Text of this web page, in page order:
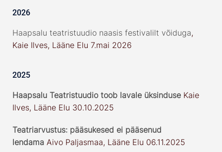
2026
Haapsalu teatristuudio naasis festivalilt võiduga,
Kaie Ilves, Lääne Elu 7.mai 2026
2025
Haapsalu Teatristuudio toob lavale üksinduse Kaie
Ilves, Lääne Elu 30.10.2025
Teatriarvustus: pääsukesed ei pääsenud
lendama Aivo Paljasmaa, Lääne Elu 06.11.2025